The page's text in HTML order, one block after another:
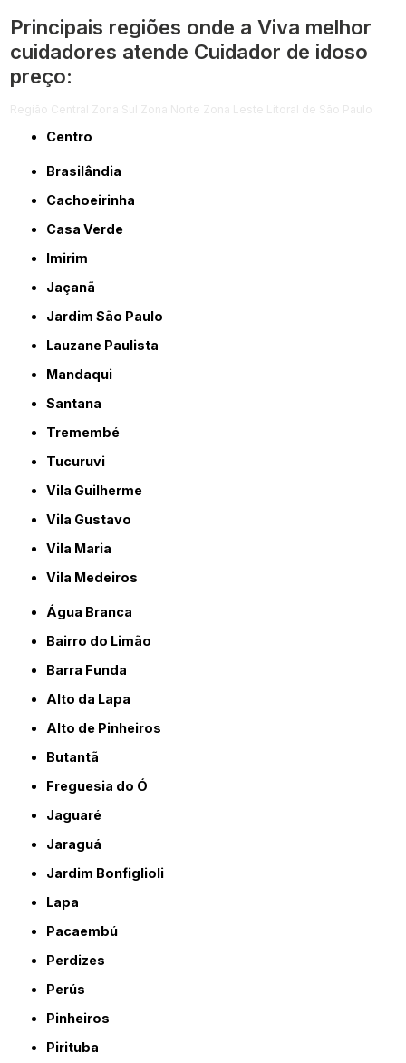
Principais regiões onde a Viva melhor
cuidadores atende Cuidador de idoso
preço:
Centro
Brasilândia
Cachoeirinha
Casa Verde
Imirim
Jaçanã
Jardim São Paulo
Lauzane Paulista
Mandaqui
Santana
Tremembé
Tucuruvi
Vila Guilherme
Vila Gustavo
Vila Maria
Vila Medeiros
Água Branca
Bairro do Limão
Barra Funda
Alto da Lapa
Alto de Pinheiros
Butantã
Freguesia do Ó
Jaguaré
Jaraguá
Jardim Bonfiglioli
Lapa
Pacaembú
Perdizes
Perús
Pinheiros
Pirituba